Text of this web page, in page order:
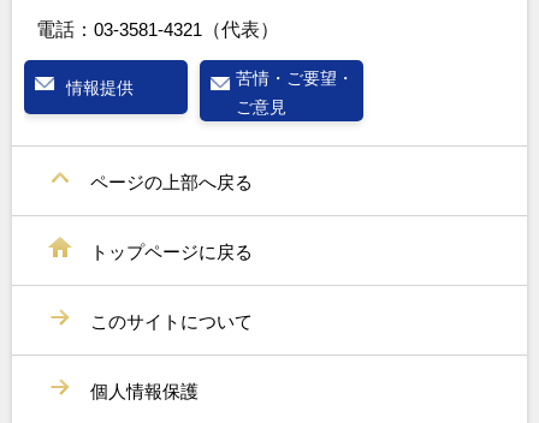
電話： 03-3581-4321 （代表）
情報提供
苦情・ご要望・
ご意見
ページの上部へ戻る
トップページに戻る
このサイトについて
個人情報保護